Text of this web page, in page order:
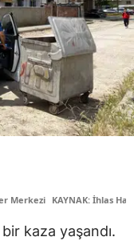
Merkezi KAYNAK: İhlas
kaza yaşandı.